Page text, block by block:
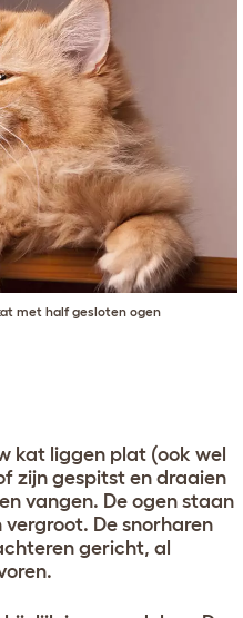
met half gesloten ogen
kat liggen plat (ook wel
zijn gespitst en draaien
vangen. De ogen staan
De snorharen
gericht, al